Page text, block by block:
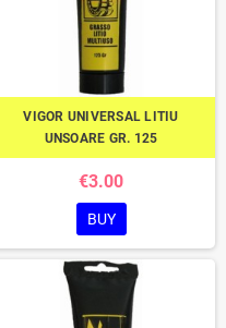
VIGOR UNIVERSAL LITIU
UNSOARE GR. 125
€3.00
BUY